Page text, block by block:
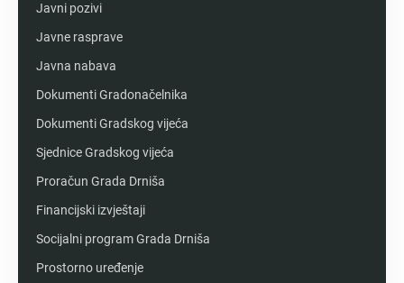
Javni pozivi
Javne rasprave
Javna nabava
Dokumenti Gradonačelnika
Dokumenti Gradskog vijeća
Sjednice Gradskog vijeća
Proračun Grada Drniša
Financijski izvještaji
Socijalni program Grada Drniša
Prostorno uređenje